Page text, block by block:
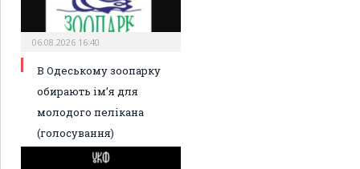
06.08.2026 16:40
В Одеському зоопарку
обирають ім’я для
молодого пелікана
(голосування)